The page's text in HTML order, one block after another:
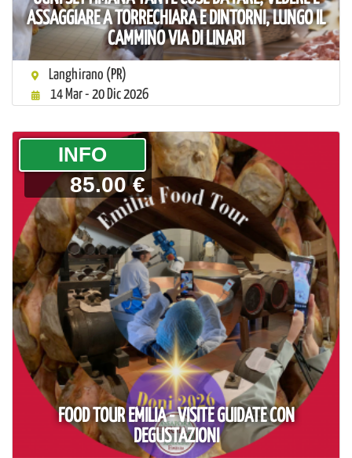
ASSAGGIARE A TORRECHIARA E DINTORNI, LUNGO IL
CAMMINO VIA DI LINARI
Langhirano (PR)
14 Mar - 20 Dic 2026
FOOD TOUR EMILIA - VISITE GUIDATE CON
DEGUSTAZIONI
­INFO
85.00 €